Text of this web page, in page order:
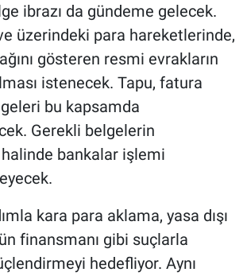
ibrazı da gündeme gelecek.
üzerindeki para hareketlerinde,
gösteren resmi evrakların
istenecek. Tapu, fatura
bu kapsamda
Gerekli belgelerin
bankalar işlemi
kara para aklama, yasa dışı
finansmanı gibi suçlarla
hedefliyor. Aynı